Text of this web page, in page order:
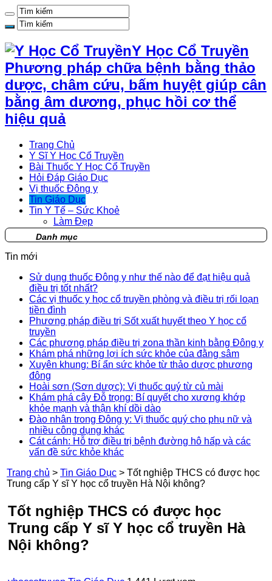
Y Học Cổ Truyền
Phương pháp chữa bệnh bằng thảo
dược, châm cứu, bấm huyệt giúp cân
bằng âm dương, phục hồi cơ thể
hiệu quả
Trang Chủ
Y Sĩ Y Học Cổ Truyền
Bài Thuốc Y Học Cổ Truyền
Hỏi Đáp Giáo Dục
Vị thuốc Đông y
Tin Giáo Dục
Tin Y Tế – Sức Khoẻ
Làm Đẹp
Danh mục
Tin mới
Sử dụng thuốc Đông y như thế nào để đạt hiệu quả
điều trị tốt nhất?
Các vị thuốc y học cổ truyền phòng và điều trị rối loạn
tiền đình
Phương pháp điều trị Sốt xuất huyết theo Y học cổ
truyền
Các phương pháp điều trị zona thần kinh bằng Đông y
Khám phá những lợi ích sức khỏe của đằng sâm
Xuyên khung: Bí ẩn sức khỏe từ thảo dược phương
đông
Hoài sơn (Sơn dược): Vị thuốc quý từ củ mài
Khám phá cây Đỗ trọng: Bí quyết cho xương khớp
khỏe mạnh và thận khí dồi dào
Đào nhân trong Đông y: Vị thuốc quý cho phụ nữ và
nhiều công dụng khác
Cát cánh: Hỗ trợ điều trị bệnh đường hô hấp và các
vấn đề sức khỏe khác
Trang chủ > Tin Giáo Dục > Tốt nghiệp THCS có được học
Trung cấp Y sĩ Y học cổ truyền Hà Nội không?
Tốt nghiệp THCS có được học
Trung cấp Y sĩ Y học cổ truyền Hà
Nội không?